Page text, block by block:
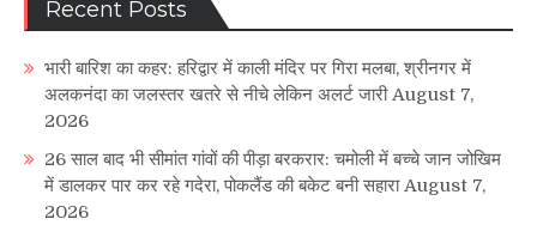
Recent Posts
भारी बारिश का कहर: हरिद्वार में काली मंदिर पर गिरा मलबा, श्रीनगर में
अलकनंदा का जलस्तर खतरे से नीचे लेकिन अलर्ट जारी August 7,
2026
26 साल बाद भी सीमांत गांवों की पीड़ा बरकरार: चमोली में बच्चे जान जोखिम
में डालकर पार कर रहे गदेरा, पोकलैंड की बकेट बनी सहारा August 7,
2026